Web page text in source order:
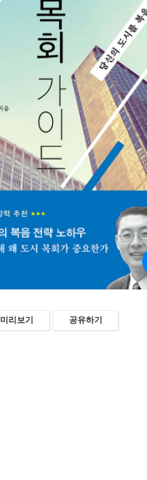
미리보기 공유하기